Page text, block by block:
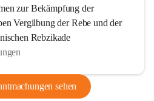
zur Bekämpfung der
Vergilbung der Rebe und der
Rebzikade
sehen